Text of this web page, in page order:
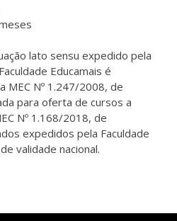
lato sensu expedido pela
Educamais é
MEC Nº 1.247/2008, de
para oferta de cursos a
Nº 1.168/2018, de
expedidos pela Faculdade
validade nacional.